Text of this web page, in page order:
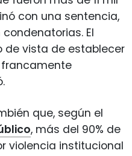
con una sentencia,
El
de vista de establecer
que, según el
, más del 90% de
violencia institucional